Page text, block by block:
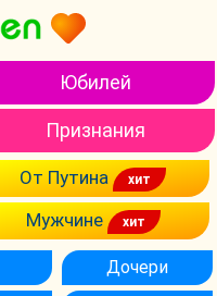
Юбилей
Признания
От Путина
Мужчине
Дочери